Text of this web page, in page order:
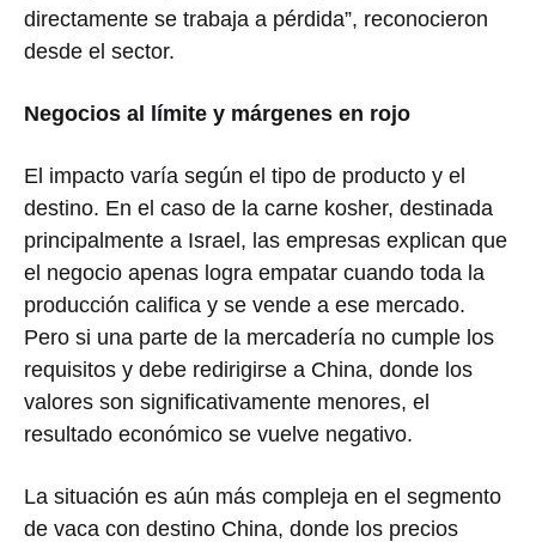
directamente se trabaja a pérdida”, reconocieron
desde el sector.
Negocios al límite y márgenes en rojo
El impacto varía según el tipo de producto y el
destino. En el caso de la carne kosher, destinada
principalmente a Israel, las empresas explican que
el negocio apenas logra empatar cuando toda la
producción califica y se vende a ese mercado.
Pero si una parte de la mercadería no cumple los
requisitos y debe redirigirse a China, donde los
valores son significativamente menores, el
resultado económico se vuelve negativo.
La situación es aún más compleja en el segmento
de vaca con destino China, donde los precios